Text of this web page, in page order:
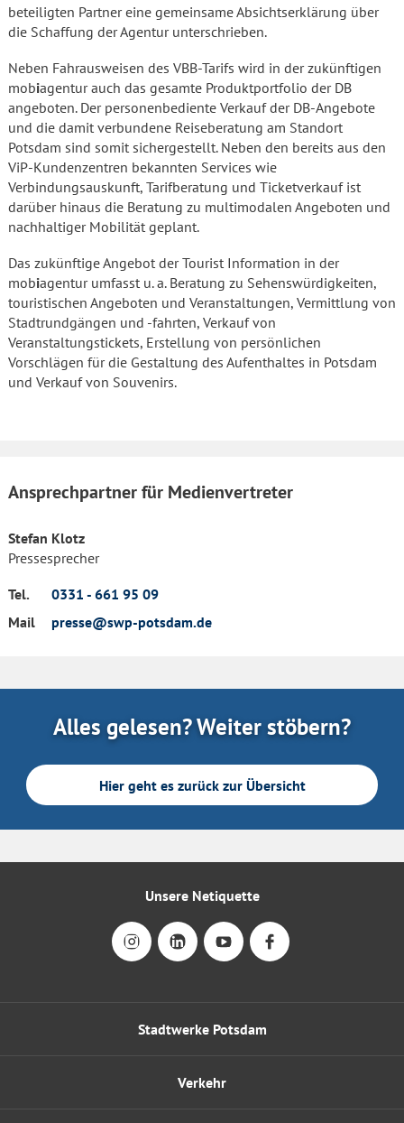
beteiligten Partner eine gemeinsame Absichtserklärung über
die Schaffung der Agentur unterschrieben.
Neben Fahrausweisen des VBB-Tarifs wird in der zukünftigen
mobiagentur auch das gesamte Produktportfolio der DB
angeboten. Der personenbediente Verkauf der DB-Angebote
und die damit verbundene Reiseberatung am Standort
Potsdam sind somit sichergestellt. Neben den bereits aus den
ViP-Kundenzentren bekannten Services wie
Verbindungsauskunft, Tarifberatung und Ticketverkauf ist
darüber hinaus die Beratung zu multimodalen Angeboten und
nachhaltiger Mobilität geplant.
Das zukünftige Angebot der Tourist Information in der
mobiagentur umfasst u. a. Beratung zu Sehenswürdigkeiten,
touristischen Angeboten und Veranstaltungen, Vermittlung von
Stadtrundgängen und -fahrten, Verkauf von
Veranstaltungstickets, Erstellung von persönlichen
Vorschlägen für die Gestaltung des Aufenthaltes in Potsdam
und Verkauf von Souvenirs.
Ansprechpartner für Medienvertreter
Stefan Klotz
Pressesprecher
Tel.
0331 - 661 95 09
Mail
presse@swp-potsdam.de
Alles gelesen? Weiter stöbern?
Hier geht es zurück zur Übersicht
Stadtwerke Potsdam
Verkehr
Unsere Netiquette